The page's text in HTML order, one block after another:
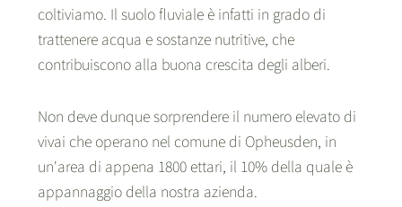
coltiviamo. Il suolo fluviale è infatti in grado di
trattenere acqua e sostanze nutritive, che
contribuiscono alla buona crescita degli alberi.
Non deve dunque sorprendere il numero elevato di
vivai che operano nel comune di Opheusden, in
un'area di appena 1800 ettari, il 10% della quale è
appannaggio della nostra azienda.